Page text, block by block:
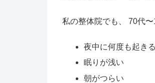
私の整体院でも、 70代
夜中に何度も起きる
眠りが浅い
朝がつらい